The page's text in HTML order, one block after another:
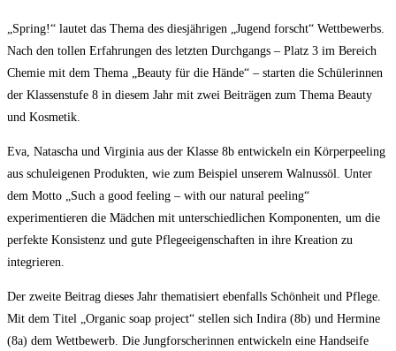
„Spring!“ lautet das Thema des diesjährigen „Jugend forscht“ Wettbewerbs.
Nach den tollen Erfahrungen des letzten Durchgangs – Platz 3 im Bereich
Chemie mit dem Thema „Beauty für die Hände“ – starten die Schülerinnen
der Klassenstufe 8 in diesem Jahr mit zwei Beiträgen zum Thema Beauty
und Kosmetik.
Eva, Natascha und Virginia aus der Klasse 8b entwickeln ein Körperpeeling
aus schuleigenen Produkten, wie zum Beispiel unserem Walnussöl. Unter
dem Motto „Such a good feeling – with our natural peeling“
experimentieren die Mädchen mit unterschiedlichen Komponenten, um die
perfekte Konsistenz und gute Pflegeeigenschaften in ihre Kreation zu
integrieren.
Der zweite Beitrag dieses Jahr thematisiert ebenfalls Schönheit und Pflege.
Mit dem Titel „Organic soap project“ stellen sich Indira (8b) und Hermine
(8a) dem Wettbewerb. Die Jungforscherinnen entwickeln eine Handseife